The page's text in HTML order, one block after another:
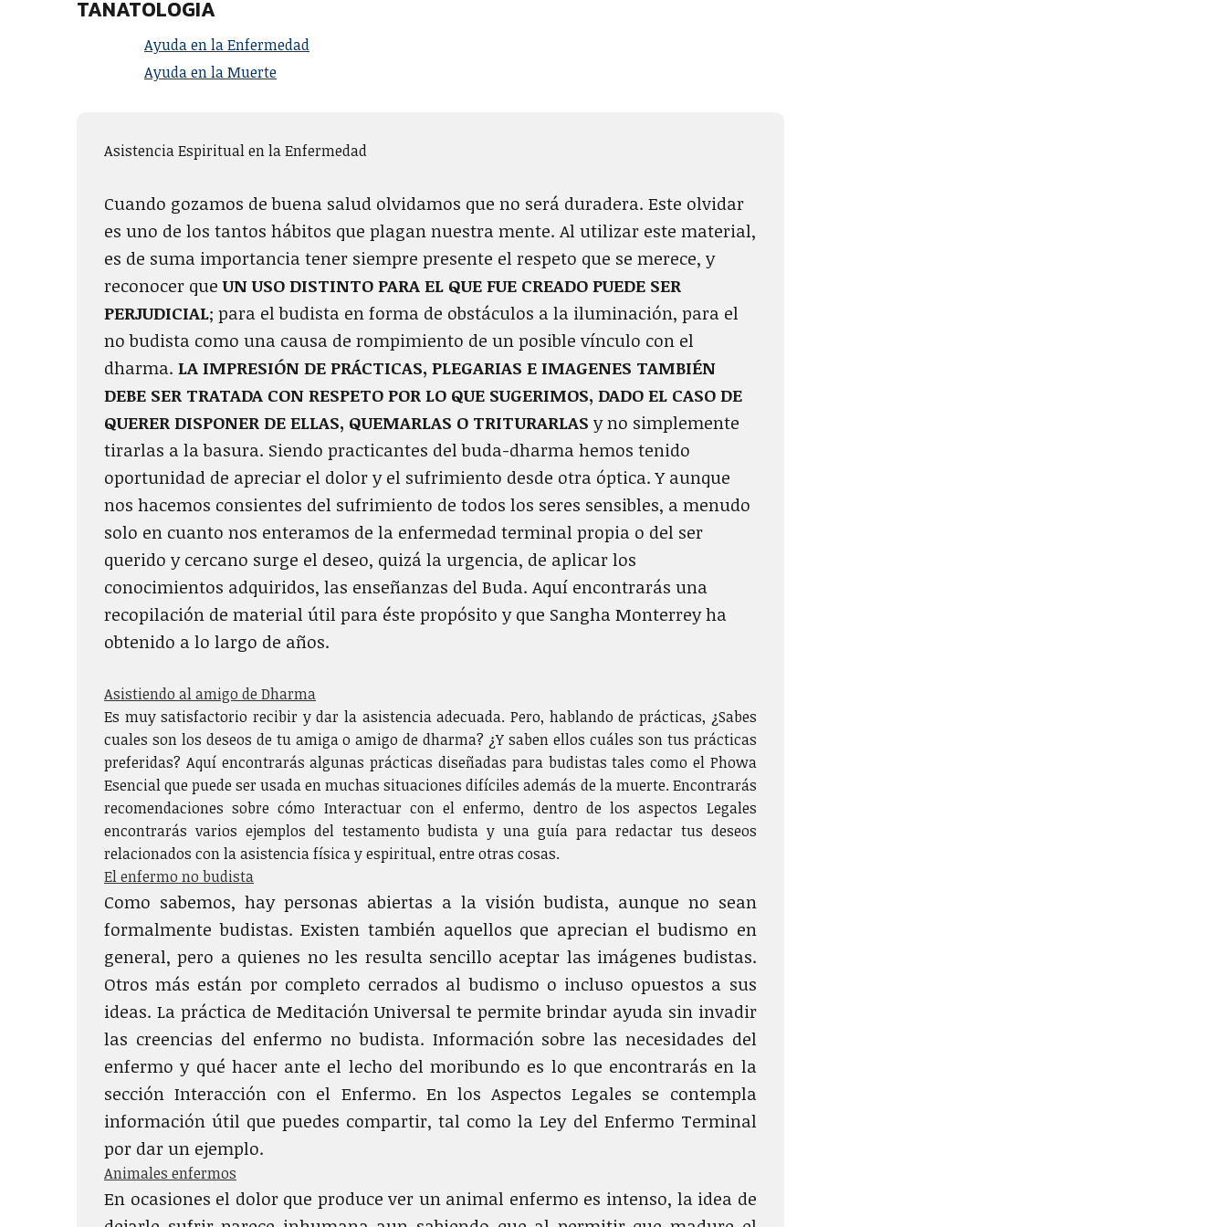
TANATOLOGIA
Ayuda en la Enfermedad
Ayuda en la Muerte
Asistencia Espiritual en la Enfermedad
Cuando gozamos de buena salud olvidamos que no será duradera. Este olvidar
es uno de los tantos hábitos que plagan nuestra mente. Al utilizar este material,
es de suma importancia tener siempre presente el respeto que se merece, y
reconocer queUN USO DISTINTO PARA EL QUE FUE CREADO PUEDE SER
PERJUDICIAL; para el budista en forma de obstáculos a la iluminación, para el
no budista como una causa de rompimiento de un posible vínculo con el
dharma. LA IMPRESIÓN DE PRÁCTICAS, PLEGARIAS E IMAGENES TAMBIÉN
DEBE SER TRATADA CON RESPETO POR LO QUE SUGERIMOS, DADO EL CASO DE
QUERER DISPONER DE ELLAS, QUEMARLAS O TRITURARLAS y no simplemente
tirarlas a la basura. Siendo practicantes del buda-dharma hemos tenido
oportunidad de apreciar el dolor y el sufrimiento desde otra óptica. Y aunque
nos hacemos consientes del sufrimiento de todos los seres sensibles, a menudo
solo en cuanto nos enteramos de la enfermedad terminal propia o del ser
querido y cercano surge el deseo, quizá la urgencia, de aplicar los
conocimientos adquiridos, las enseñanzas del Buda. Aquí encontrarás una
recopilación de material útil para éste propósito y que Sangha Monterrey ha
obtenido a lo largo de años.
Asistiendo al amigo de Dharma
Es muy satisfactorio recibir y dar la asistencia adecuada. Pero, hablando de prácticas, ¿Sabes
cuales son los deseos de tu amiga o amigo de dharma? ¿Y saben ellos cuáles son tus prácticas
preferidas? Aquí encontrarás algunas prácticas diseñadas para budistas tales como el Phowa
Esencial que puede ser usada en muchas situaciones difíciles además de la muerte. Encontrarás
recomendaciones sobre cómo Interactuar con el enfermo, dentro de los aspectos Legales
encontrarás varios ejemplos del testamento budista y una guía para redactar tus deseos
relacionados con la asistencia física y espiritual, entre otras cosas.
El enfermo no budista
Como sabemos, hay personas abiertas a la visión budista, aunque no sean
formalmente budistas. Existen también aquellos que aprecian el budismo en
general, pero a quienes no les resulta sencillo aceptar las imágenes budistas.
Otros más están por completo cerrados al budismo o incluso opuestos a sus
ideas. La práctica de Meditación Universal te permite brindar ayuda sin invadir
las creencias del enfermo no budista. Información sobre las necesidades del
enfermo y qué hacer ante el lecho del moribundo es lo que encontrarás en la
sección Interacción con el Enfermo. En los Aspectos Legales se contempla
información útil que puedes compartir, tal como la Ley del Enfermo Terminal
por dar un ejemplo.
Animales enfermos
En ocasiones el dolor que produce ver un animal enfermo es intenso, la idea de